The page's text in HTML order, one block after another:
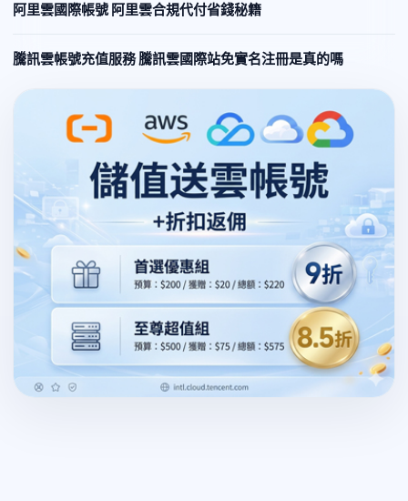
阿里雲國際帳號 阿里雲合規代付省錢秘籍
騰訊雲帳號充值服務 騰訊雲國際站免實名注冊是真的嗎